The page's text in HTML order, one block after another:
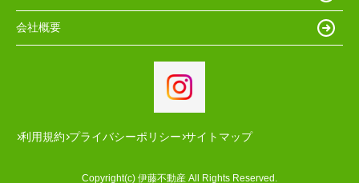
会社概要
利用規約 プライバシーポリシー サイトマップ
Copyright(c) 伊藤不動産 All Rights Reserved.